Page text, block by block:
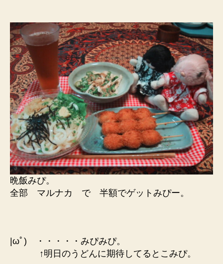
晩飯みぴ。
全部 マルナカ で 半額でゲットみぴー。
|ωﾟ) ・・・・・みぴみぴ。
↑明日のうどんに期待してるとこみぴ。